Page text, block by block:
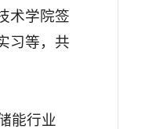
术学院签
习等，共
能行业